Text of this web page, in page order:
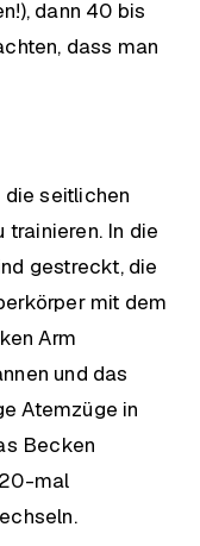
dann 40 bis
dass man
die seitlichen
trainieren. In die
gestreckt, die
mit dem
Arm
und das
Atemzüge in
Becken
mal